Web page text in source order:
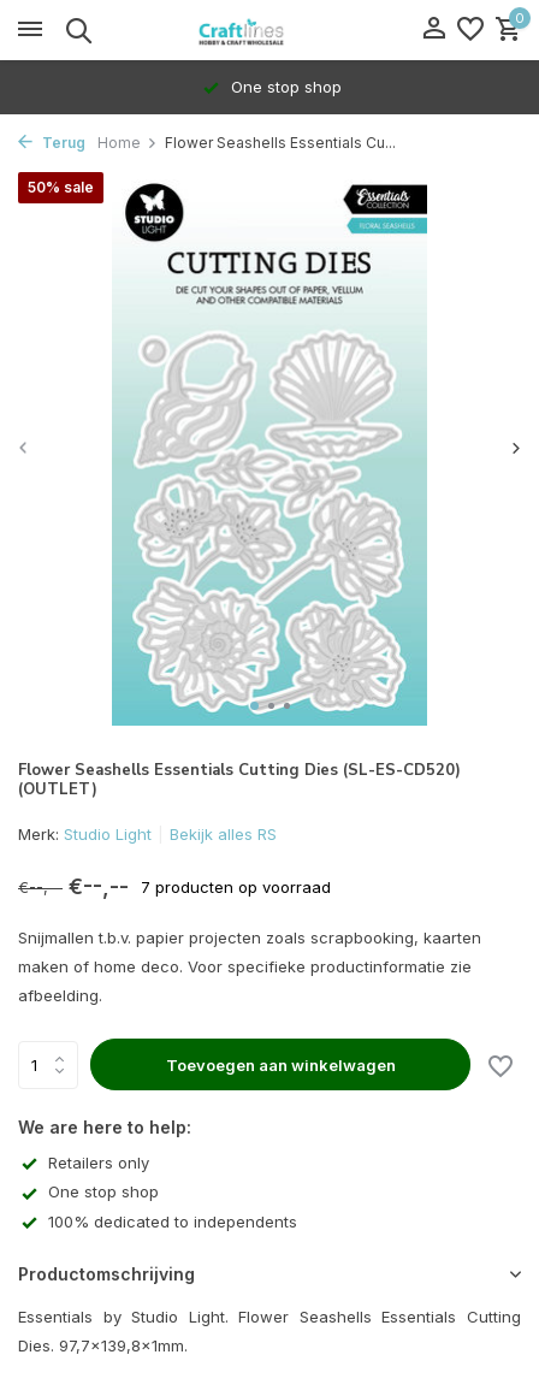
0
One stop shop
Terug Home Flower Seashells Essentials Cu...
Flower Seashells Essentials Cutting Dies (SL-ES-CD520)
(OUTLET)
50% sale
Merk: Studio Light Bekijk alles RS
€--,-- €--,-- 7 producten op voorraad
Snijmallen t.b.v. papier projecten zoals scrapbooking, kaarten
maken of home deco. Voor specifieke productinformatie zie
afbeelding.
Toevoegen aan winkelwagen
We are here to help:
Retailers only
One stop shop
100% dedicated to independents
Productomschrijving
Essentials by Studio Light. Flower Seashells Essentials Cutting
Dies. 97,7x139,8x1mm.